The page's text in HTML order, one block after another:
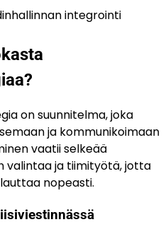
integrointi
on suunnitelma, joka
ja kommunikoimaan
vaatii selkeää
valintaa ja tiimityötä, jotta
nopeasti.